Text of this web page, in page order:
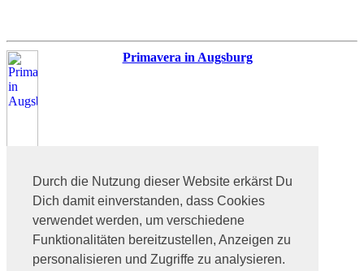
Durch die Nutzung dieser Website erkärst Du
Dich damit einverstanden, dass Cookies
verwendet werden, um verschiedene
Funktionalitäten bereitzustellen, Anzeigen zu
personalisieren und Zugriffe zu analysieren.
Primavera in Augsburg